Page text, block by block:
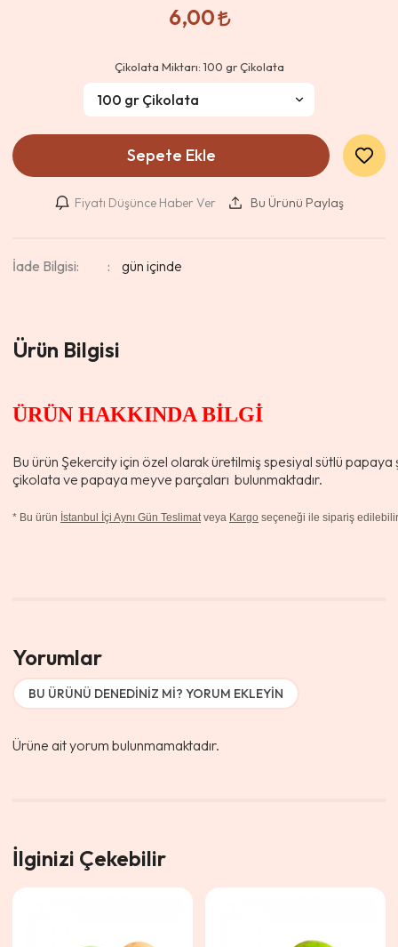
6,00
Çikolata Miktarı: 100 gr Çikolata
Sepete Ekle
Fiyatı Düşünce Haber Ver Bu Ürünü Paylaş
İade Bilgisi:
Ürün Bilgisi
ÜRÜN HAKKINDA BİLGİ
Bu ürün Şekercity için özel olarak üretilmiş spesiyal sütlü
çikolata ve papaya meyve parçaları bulunmaktadır.
* Bu ürün İstanbul İçi Aynı Gün Teslimatveya Kargo seçeneği ile sipariş
Yorumlar
BU ÜRÜNÜ DENEDINIZ MI? YORUM EKLEYIN
Ürüne ait yorum bulunmamaktadır.
İlginizi Çekebilir